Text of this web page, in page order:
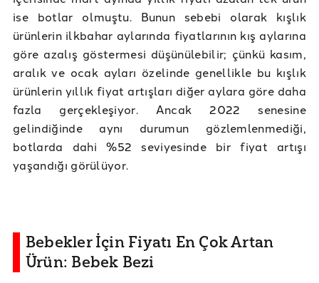
ise botlar olmuştu. Bunun sebebi olarak kışlık
ürünlerin ilkbahar aylarında fiyatlarının kış aylarına
göre azalış göstermesi düşünülebilir; çünkü kasım,
aralık ve ocak ayları özelinde genellikle bu kışlık
ürünlerin yıllık fiyat artışları diğer aylara göre daha
fazla gerçekleşiyor. Ancak 2022 senesine
gelindiğinde aynı durumun gözlemlenmediği,
botlarda dahi %52 seviyesinde bir fiyat artışı
yaşandığı görülüyor.
Bebekler İçin Fiyatı En Çok Artan
Ürün: Bebek Bezi